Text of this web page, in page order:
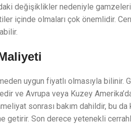
değişiklikler nedeniyle
içinde olmaları çok önemlidir.
uygun fiyatlı olmasıyla bilinir.
ve Avrupa veya Kuzey
sonrası bakım dahildir, bu
getirir. Son derece yetenekli